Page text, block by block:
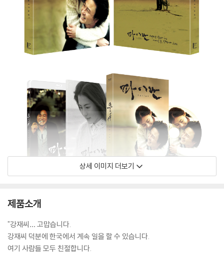
상세 이미지 더보기
제품소개
"강재씨… 고맙습니다.
강재씨 덕분에 한국에서 계속 일을 할 수 있습니다.
여기 사람들 모두 친절합니다.